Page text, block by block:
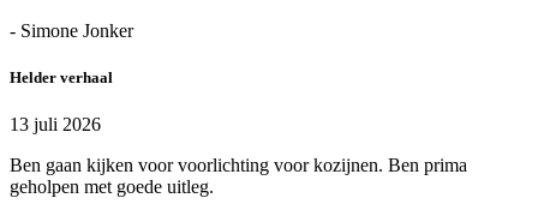
- Simone Jonker
Helder verhaal
13 juli 2026
Ben gaan kijken voor voorlichting voor kozijnen. Ben prima
geholpen met goede uitleg.